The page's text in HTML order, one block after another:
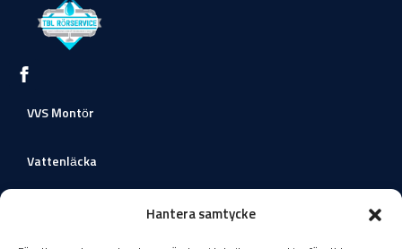
Hantera samtycke
VVS Montör
Vattenläcka